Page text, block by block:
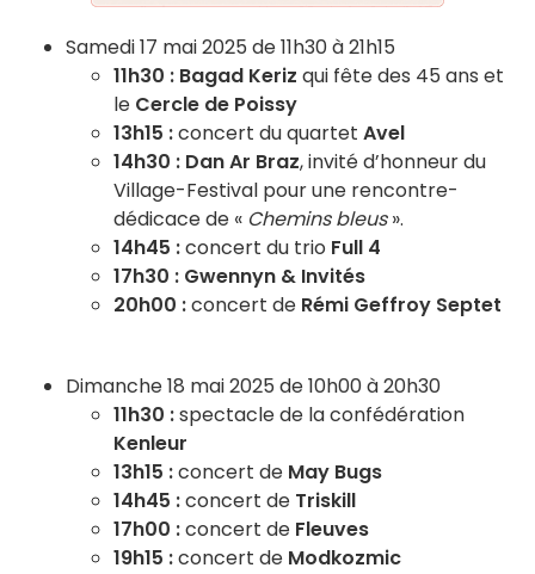
Samedi 17 mai 2025 de 11h30 à 21h15
11h30 : Bagad Keriz qui fête des 45 ans et
le Cercle de Poissy
13h15 :concert du quartet Avel
14h30 : Dan Ar Braz, invité d’honneur du
Village-Festival pour une rencontre-
dédicace de « Chemins bleus».
14h45 :concert du trio Full 4
17h30 : Gwennyn & Invités
20h00 :concert de Rémi Geffroy Septet
Dimanche 18 mai 2025 de 10h00 à 20h30
11h30 :spectacle de la confédération
Kenleur
13h15 :concert de May Bugs
14h45 :concert de Triskill
17h00 :concert de Fleuves
19h15 :concert de Modkozmic